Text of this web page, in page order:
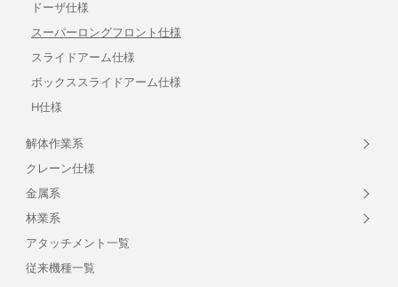
ドーザ仕様
スーパーロングフロント仕様
スライドアーム仕様
ボックススライドアーム仕様
H仕様
解体作業系
クレーン仕様
金属系
林業系
アタッチメント一覧
従来機種一覧